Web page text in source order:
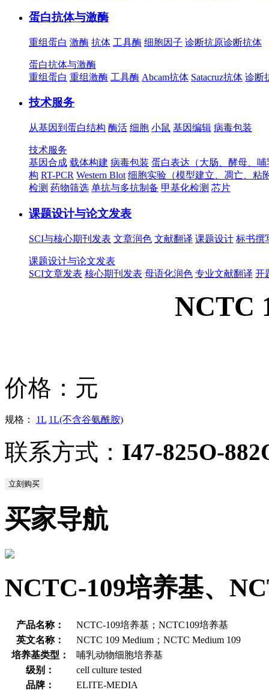
蛋白抗体与激酶
重组蛋白 激酶 抗体 工具酶 细胞因子 诊断抗原诊断抗体
蛋白抗体与激酶
重组蛋白 重组激酶 工具酶 Abcam抗体 Satacruz抗体 诊断
技术服务
从基因到蛋白结构 酶活 细胞 小鼠 基因编辑 病毒包装
技术服务
基因合成 载体构建 病毒包装 蛋白表达（大肠、酵母、
构 RT-PCR Western Blot 细胞实验（模型建立、凋亡、粘
检测 药物筛选 单抗与多抗制备 甲基化检测 芯片
课题设计与论文发表
SCI与核心期刊发表 文章润色 文献翻译 课题设计 标书撰
课题设计与论文发表
SCI文章发表 核心期刊发表 母语化润色 专业文献翻译 开
NCTC
价格： 元
规格： 1L 1L(不含谷氨酰胺)
联系方式： I47-825O-
立刻购买
买家导航
NCTC-109培养基、
产品名称：
NCTC-109培养基；NCTC109培养基
英文名称：
NCTC 109 Medium；NCTC Medium 109
培养基类型：
哺乳动物细胞培养基
级别：
cell culture tested
品牌：
ELITE-MEDIA